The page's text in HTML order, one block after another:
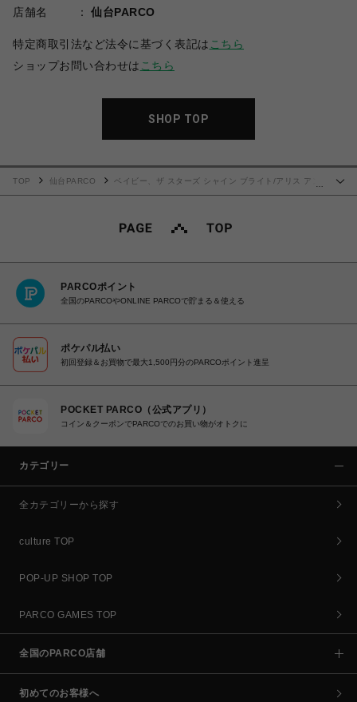
店舗名
仙台PARCO
特定商取引法など法令に基づく表記は こちら
ショップお問い合わせは こちら
SHOP TOP
…
TOP 仙台PARCO
ベイビー、ザ スターズ シャイン ブライト/アリス アン
PARCOポイント
全国のPARCOやONLINE PARCOで貯まる＆使える
ポケパル払い
初回登録＆お買物で最大1,500円分のPARCOポイント進呈
POCKET PARCO（公式アプリ）
コイン＆クーポンでPARCOでのお買い物がオトクに
カテゴリー
全カテゴリーから探す
culture TOP
POP-UP SHOP TOP
PARCO GAMES TOP
全国のPARCO店舗
初めてのお客様へ